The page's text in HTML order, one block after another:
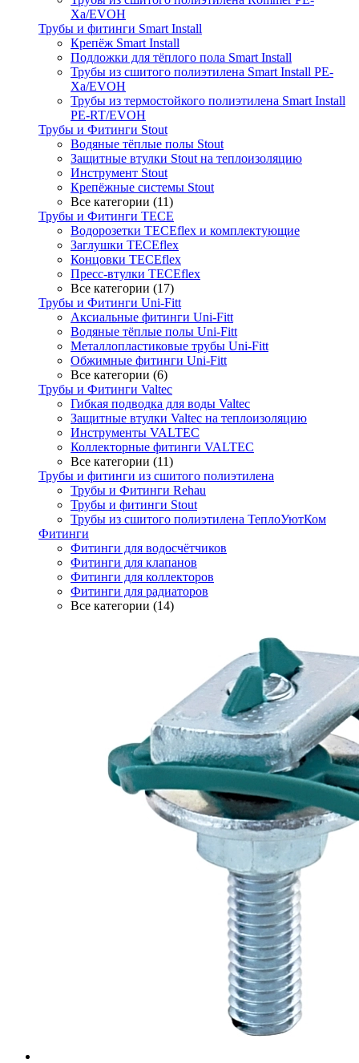
Xa/EVOH
Трубы и фитинги Smart Install
Крепёж Smart Install
Подложки для тёплого пола Smart Install
Трубы из сшитого полиэтилена Smart Install PE-
Xa/EVOH
Трубы из термостойкого полиэтилена Smart Install
PE-RT/EVOH
Трубы и Фитинги Stout
Водяные тёплые полы Stout
Защитные втулки Stout на теплоизоляцию
Инструмент Stout
Крепёжные системы Stout
Все категории (11)
Трубы и Фитинги TECE
Водорозетки TECEflex и комплектующие
Заглушки TECEflex
Концовки TECEflex
Пресс-втулки TECEflex
Все категории (17)
Трубы и Фитинги Uni-Fitt
Аксиальные фитинги Uni-Fitt
Водяные тёплые полы Uni-Fitt
Металлопластиковые трубы Uni-Fitt
Обжимные фитинги Uni-Fitt
Все категории (6)
Трубы и Фитинги Valtec
Гибкая подводка для воды Valtec
Защитные втулки Valtec на теплоизоляцию
Инструменты VALTEC
Коллекторные фитинги VALTEC
Все категории (11)
Трубы и фитинги из сшитого полиэтилена
Трубы и Фитинги Rehau
Трубы и фитинги Stout
Трубы из сшитого полиэтилена ТеплоУютКом
Фитинги
Фитинги для водосчётчиков
Фитинги для клапанов
Фитинги для коллекторов
Фитинги для радиаторов
Все категории (14)